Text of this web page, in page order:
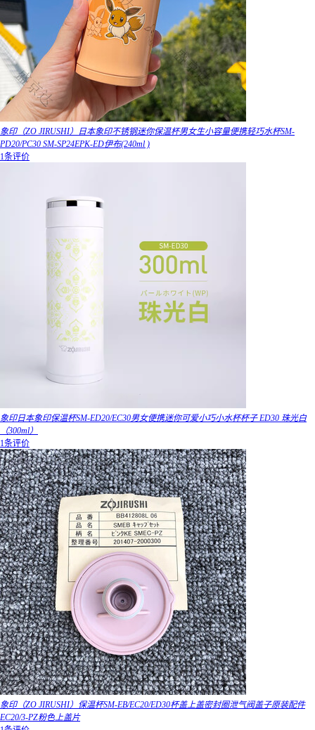
象印（ZO JIRUSHI）日本象印不锈钢迷你保温杯男女生小容量便携轻巧水杯SM-
PD20/PC30 SM-SP24EPK-ED伊布(240ml )
1条评价
象印日本象印保温杯SM-ED20/EC30男女便携迷你可爱小巧小水杯杯子 ED30 珠光白
（300ml）
1条评价
象印（ZO JIRUSHI）保温杯SM-EB/EC20/ED30杯盖上盖密封圈泄气阀盖子原装配件
EC20/3-PZ粉色上盖片